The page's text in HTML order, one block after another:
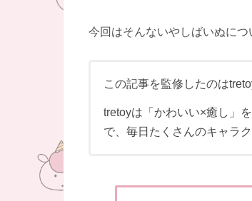
今回はそんないやしばいぬに
この記事を監修したのは
tretoyは「かわいい×癒し」
で、毎日たくさんのキャラ